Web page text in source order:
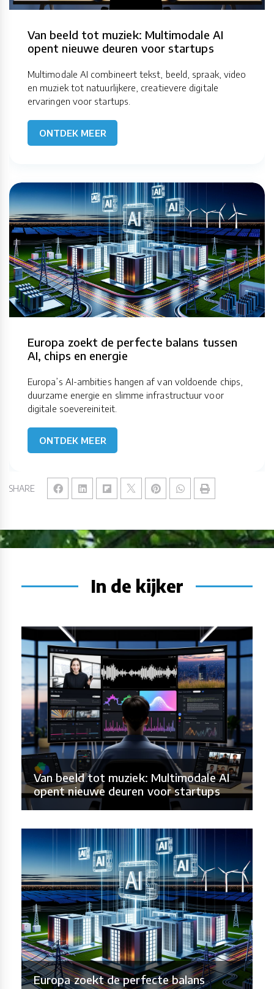
SHARE
Van beeld tot muziek: Multimodale AI
opent nieuwe deuren voor startups
Multimodale AI combineert tekst, beeld, spraak, video
en muziek tot natuurlijkere, creatievere digitale
ervaringen voor startups.
ONTDEK MEER
Europa zoekt de perfecte balans tussen
AI, chips en energie
Europa’s AI-ambities hangen af van voldoende chips,
duurzame energie en slimme infrastructuur voor
digitale soevereiniteit.
ONTDEK MEER
In de kijker
Van beeld tot muziek: Multimodale AI
opent nieuwe deuren voor startups
Europa zoekt de perfecte balans